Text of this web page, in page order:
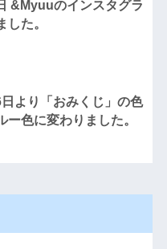
&Myuuのインスタグラ
した。
より「おみくじ」の色
ー色に変わりました。